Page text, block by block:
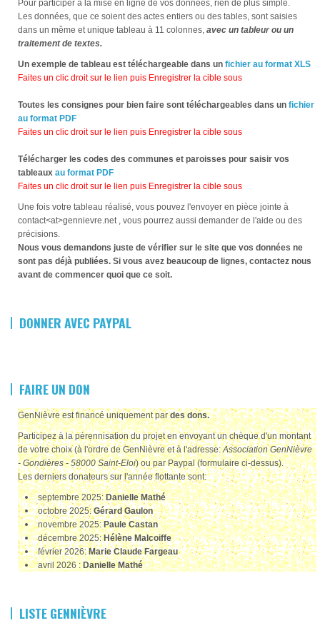
Pour participer à la mise en ligne de vos données, rien de plus simple.
Les données, que ce soient des actes entiers ou des tables, sont saisies
dans un même et unique tableau à 11 colonnes, avec un tableur ou un
traitement de textes.
Un exemple de tableau est téléchargeable dans un fichier au format XLS
Faites un clic droit sur le lien puis Enregistrer la cible sous
Toutes les consignes pour bien faire sont téléchargeables dans un fichier
au format PDF
Faites un clic droit sur le lien puis Enregistrer la cible sous
Télécharger les codes des communes et paroisses pour saisir vos
tableaux au format PDF
Faites un clic droit sur le lien puis Enregistrer la cible sous
Une fois votre tableau réalisé, vous pouvez l'envoyer en pièce jointe à
contact<at>gennievre.net , vous pourrez aussi demander de l'aide ou des
précisions.
Nous vous demandons juste de vérifier sur le site que vos données ne
sont pas déjà publiées. Si vous avez beaucoup de lignes, contactez nous
avant de commencer quoi que ce soit.
DONNER AVEC PAYPAL
FAIRE UN DON
GenNièvre est financé uniquement pardes dons.
Participez à la pérennisation du projet en envoyant un chèque d'un montant
de votre choix (à l'ordre de GenNièvre et à l'adresse:Association GenNièvre
- Gondières - 58000 Saint-Eloi) ou par Paypal (formulaire ci-dessus).
Les derniers donateurs sur l'année flottante sont:
septembre 2025:Danielle Mathé
octobre 2025:Gérard Gaulon
novembre 2025:Paule Castan
décembre 2025:Hélène Malcoiffe
février 2026:Marie Claude Fargeau
avril 2026 :Danielle Mathé
LISTE GENNIÈVRE